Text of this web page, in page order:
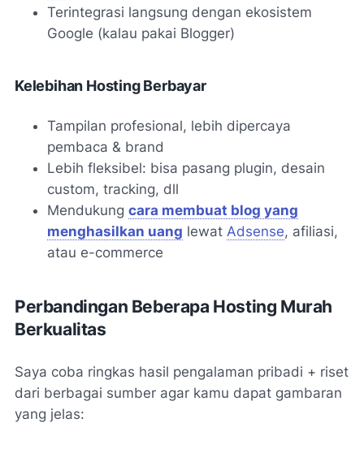
Terintegrasi langsung dengan ekosistem
Google (kalau pakai Blogger)
Kelebihan Hosting Berbayar
Tampilan profesional, lebih dipercaya
pembaca & brand
Lebih fleksibel: bisa pasang plugin, desain
custom, tracking, dll
Mendukung cara membuat blog yang
menghasilkan uang lewat Adsense, afiliasi,
atau e-commerce
Perbandingan Beberapa Hosting Murah
Berkualitas
Saya coba ringkas hasil pengalaman pribadi + riset
dari berbagai sumber agar kamu dapat gambaran
yang jelas: